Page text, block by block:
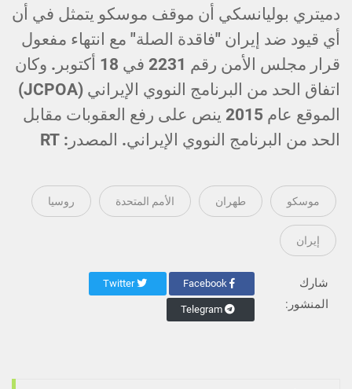
دميتري بوليانسكي أن موقف موسكو يتمثل في أن
أي قيود ضد إيران "فاقدة الصلة" مع انتهاء مفعول
قرار مجلس الأمن رقم 2231 في 18 أكتوبر. وكان
اتفاق الحد من البرنامج النووي الإيراني (JCPOA)
الموقع عام 2015 ينص على رفع العقوبات مقابل
الحد من البرنامج النووي الإيراني. المصدر: RT
موسكو طهران الأمم المتحدة روسيا
إيران
شارك
المنشور:
Facebook
Twitter
Telegram